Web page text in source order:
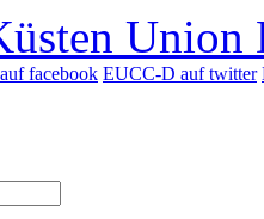
Union
facebook EUCC-D auf twitter